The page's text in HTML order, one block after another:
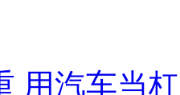
用汽车当